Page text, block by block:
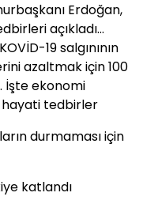
Erdoğan,
açıkladı...
19 salgınının
azaltmak için 100
İşte ekonomi
hayati tedbirler
durmaması için
katlandı